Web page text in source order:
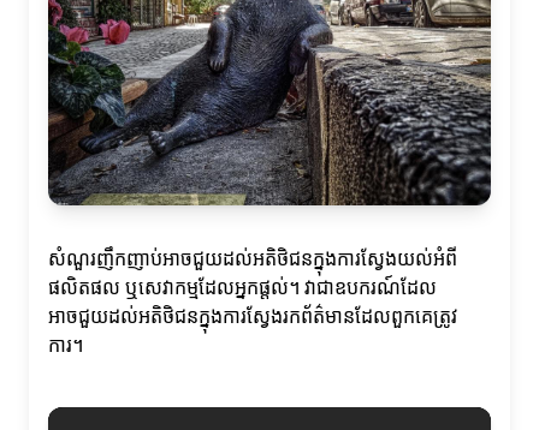
សំណួរញឹកញាប់អាចជួយដល់អតិថិជនក្នុងការស្វែងយល់អំពី
ផលិតផល ឬសេវាកម្មដែលអ្នកផ្តល់។ វាជាឧបករណ៍ដែល
អាចជួយដល់អតិថិជនក្នុងការស្វែងរកព័ត៌មានដែលពួកគេត្រូវ
ការ។